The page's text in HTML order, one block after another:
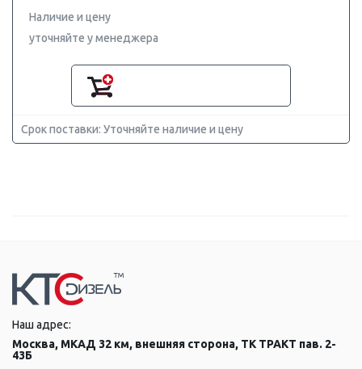
Наличие и цену
уточняйте у менеджера
Срок поставки: Уточняйте наличие и цену
Наш адрес:
Москва, МКАД 32 км, внешняя сторона, ТК ТРАКТ пав. 2-
43Б